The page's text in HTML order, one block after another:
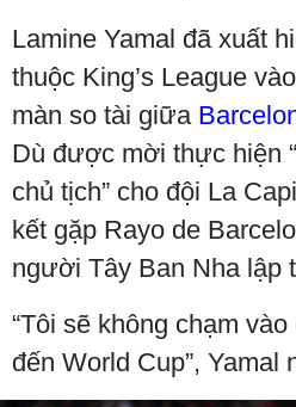
Lamine Yamal đã xuất
thuộc King’s League
màn so tài giữa
Dù được mời thực hiện
chủ tịch” cho đội La
kết gặp Rayo de
người Tây Ban Nha lập
“Tôi sẽ không chạm
đến World Cup”,